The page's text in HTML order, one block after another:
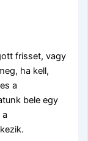
frisset, vagy
ha kell,
a
bele egy